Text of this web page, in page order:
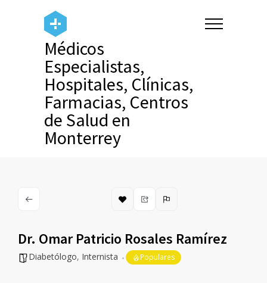
Médicos
Especialistas,
Hospitales, Clínicas,
Farmacias, Centros
de Salud en
Monterrey
Dr. Omar Patricio Rosales Ramírez
Diabetólogo, Internista Populares